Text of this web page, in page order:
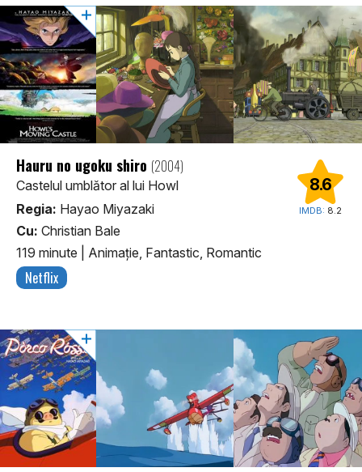
8.6
IMDB: 8.2
Hauru no ugoku shiro (2004)
Castelul umblător al lui Howl
Regia: Hayao Miyazaki
Cu: Christian Bale
119 minute
Animaţie, Fantastic, Romantic
Netflix